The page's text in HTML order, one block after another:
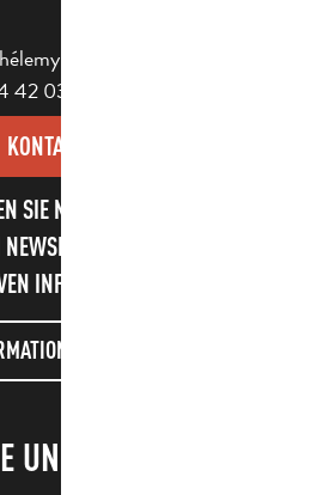
- 13400 Aubagne
42 03 49 98
KONTAKT
SIE NICHT UNSEREN
UND UNSERE
INFORMATIONEN!
LETTER
UNS!